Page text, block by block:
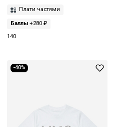
Плати частями
Баллы +280 ₽
140
-40%